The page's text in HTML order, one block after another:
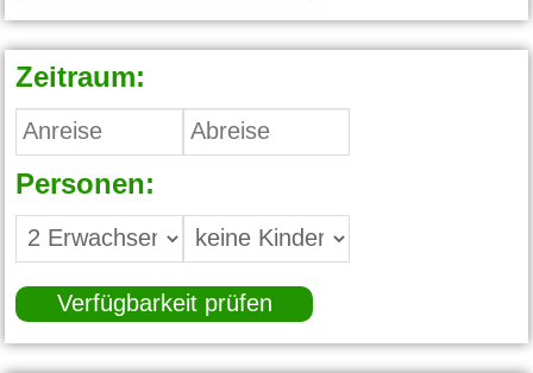
Zeitraum:
Personen:
Verfügbarkeit prüfen